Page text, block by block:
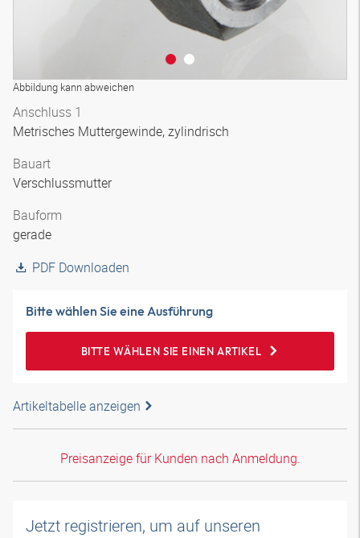
Abbildung kann abweichen
Anschluss 1
Metrisches Muttergewinde, zylindrisch
Bauart
Verschlussmutter
Bauform
gerade
PDF Downloaden
Bitte wählen Sie eine Ausführung
BITTE WÄHLEN SIE EINEN ARTIKEL
Artikeltabelle anzeigen
Preisanzeige für Kunden nach Anmeldung.
Jetzt registrieren, um auf unseren